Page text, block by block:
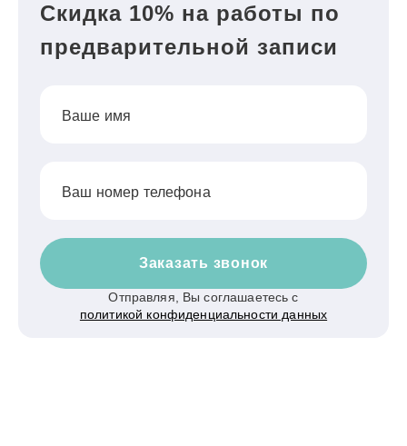
Скидка 10% на работы по
предварительной записи
Ваше имя
Ваш номер телефона
Заказать звонок
Отправляя, Вы соглашаетесь с
политикой конфиденциальности данных